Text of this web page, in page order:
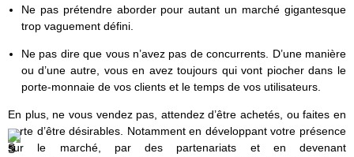
Ne pas prétendre aborder pour autant un marché gigantesque
trop vaguement défini.
Ne pas dire que vous n’avez pas de concurrents. D’une manière
ou d’une autre, vous en avez toujours qui vont piocher dans le
porte-monnaie de vos clients et le temps de vos utilisateurs.
En plus, ne vous vendez pas, attendez d’être achetés, ou faites en
sorte d’être désirables. Notamment en développant votre présence
sur le marché, par des partenariats et en devenant